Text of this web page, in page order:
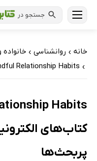
جستجو در
خانه › روانشناسی › خانواده
›
Relationship Habits
کتاب‌های
پربحث‌ها